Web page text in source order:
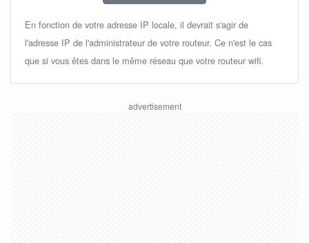
En fonction de votre adresse IP locale, il devrait s'agir de
l'adresse IP de l'administrateur de votre routeur. Ce n'est le cas
que si vous êtes dans le même réseau que votre routeur wifi.